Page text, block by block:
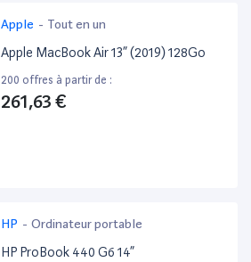
Apple - Tout en un
Apple MacBook Air 13” (2019) 128Go
200 offres à partir de :
261,63 €
HP - Ordinateur portable
HP ProBook 440 G6 14”